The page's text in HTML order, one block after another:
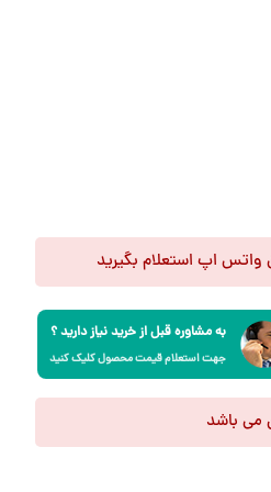
واتس اپ استعلام بگیرید
به مشاوره قبل از خرید نیاز دارید ؟
جهت استعلام قیمت محصول کلیک کنید
می باشد